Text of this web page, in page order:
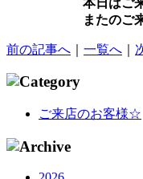
またのご
前の記事へ 一覧へ
ご来店のお客様☆